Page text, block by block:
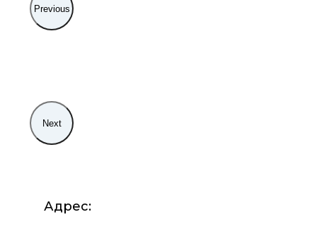
Previous
Next
Адрес: